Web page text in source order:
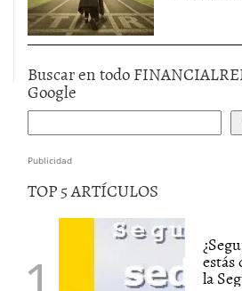
Buscar en todo
Google
Publicidad
TOP 5 ARTÍCULOS
estás
la